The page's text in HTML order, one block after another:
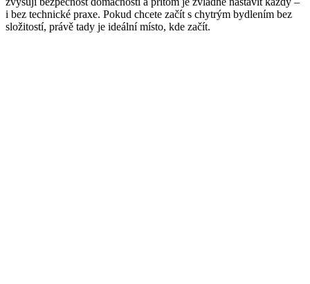
i bez technické praxe. Pokud chcete začít s chytrým bydlením bez
složitostí, právě tady je ideální místo, kde začít.